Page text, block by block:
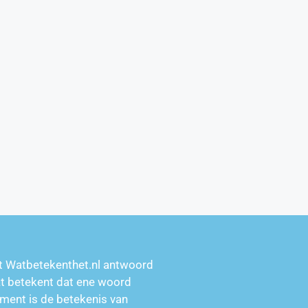
Watbetekenthet.nl antwoord
betekent dat ene woord
is de betekenis van